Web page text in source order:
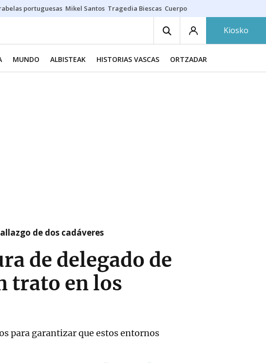
portuguesas Mikel Santos Tragedia Biescas Cuerpo ría
Kiosko
MUNDO ALBISTEAK HISTORIAS VASCAS ORTZADAR
de dos cadáveres
de delegado de
trato en los
para garantizar que estos entornos